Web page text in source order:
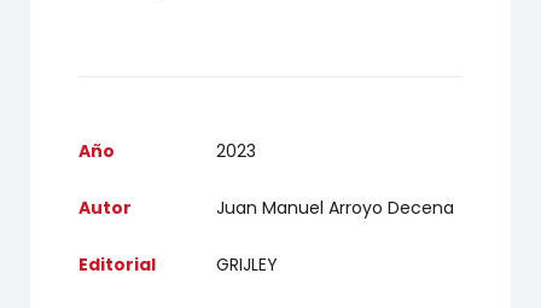
Año 2023
Autor Juan Manuel Arroyo Decena
Editorial GRIJLEY